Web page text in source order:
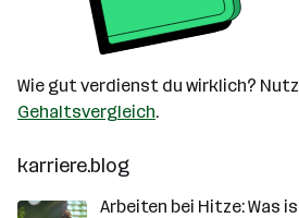
Wie gut verdienst du wirklich?
Gehaltsvergleich.
karriere.blog
Arbeiten bei Hitze: Was